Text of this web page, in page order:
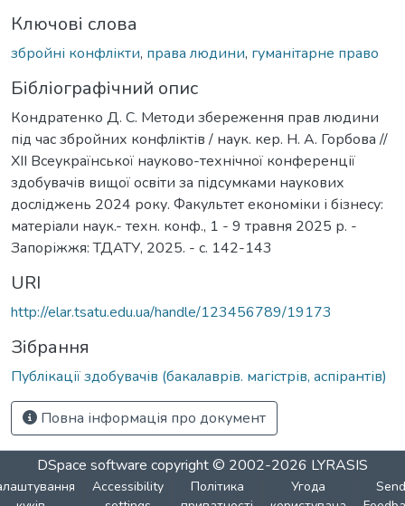
Ключові слова
збройні конфлікти, права людини, гуманітарне право
Бібліографічний опис
Кондратенко Д. С. Методи збереження прав людини
під час збройних конфліктів / наук. кер. Н. А. Горбова //
ХІІ Всеукраїнської науково-технічної конференції
здобувачів вищої освіти за підсумками наукових
досліджень 2024 року. Факультет економіки і бізнесу:
матеріали наук.- техн. конф., 1 - 9 травня 2025 р. -
Запоріжжя: ТДАТУ, 2025. - с. 142-143
URI
http://elar.tsatu.edu.ua/handle/123456789/19173
Зібрання
Публікації здобувачів (бакалаврів. магістрів, аспірантів)
Повна інформація про документ
DSpace software copyright © 2002-2026 LYRASIS
Accessibility
Політика
Угода
Send